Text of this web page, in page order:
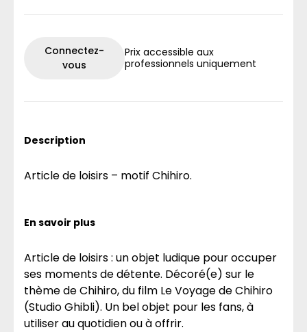
Connectez-
vous
Prix accessible aux
professionnels uniquement
Description
Article de loisirs – motif Chihiro.
En savoir plus
Article de loisirs : un objet ludique pour occuper
ses moments de détente. Décoré(e) sur le
thème de Chihiro, du film Le Voyage de Chihiro
(Studio Ghibli). Un bel objet pour les fans, à
utiliser au quotidien ou à offrir.